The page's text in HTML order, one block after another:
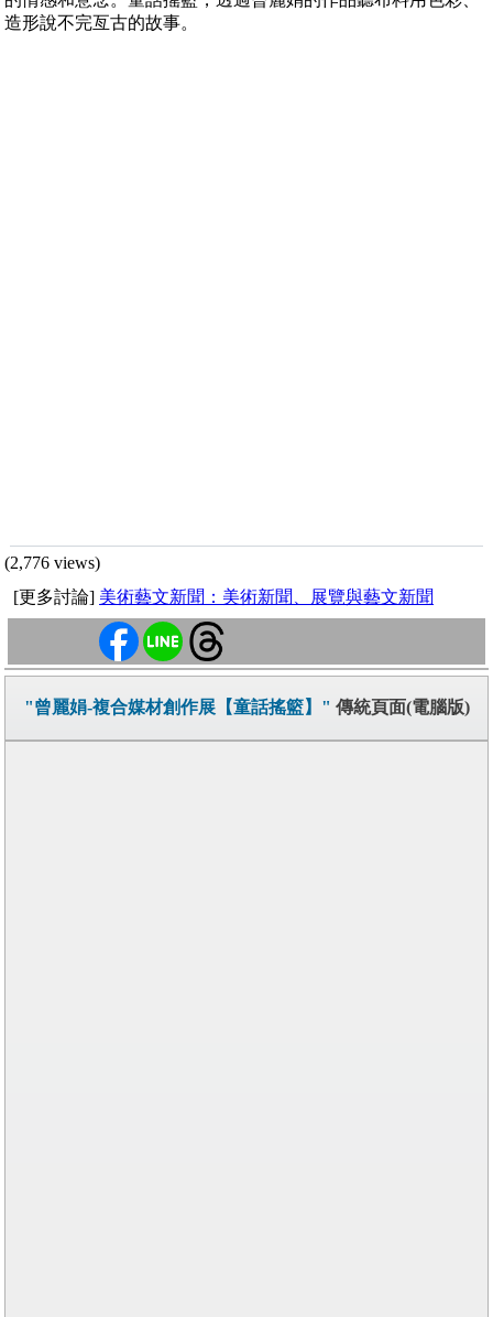
造形說不完亙古的故事。
(2,776 views)
[更多討論] 美術藝文新聞：美術新聞、展覽與藝文新聞
"曾麗娟-複合媒材創作展【童話搖籃】" 傳統頁面(電腦版)